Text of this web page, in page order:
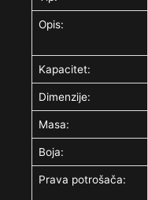
Opis:
Kapacitet:
Dimenzije:
Masa:
Boja:
Prava potrošača: